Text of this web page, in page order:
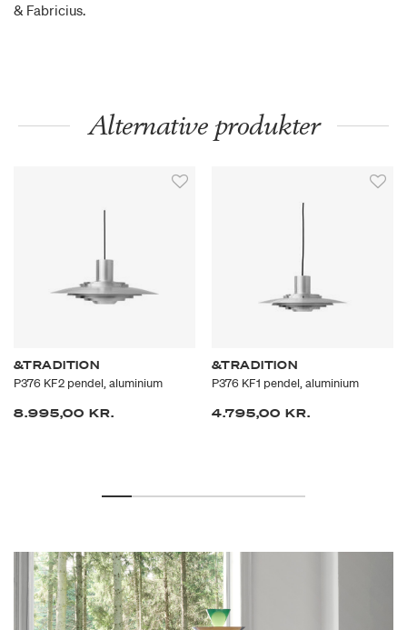
& Fabricius.
Alternative produkter
&TRADITION
P376 KF2 pendel, aluminium
8.995,00 KR.
&TRADITION
P376 KF1 pendel, aluminium
4.795,00 KR.